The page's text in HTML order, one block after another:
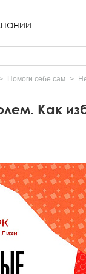
Помоги себе сам
Как